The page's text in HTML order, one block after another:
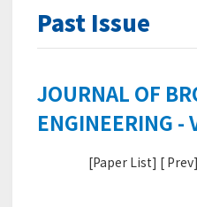
Past Issue
JOURNAL OF
ENGINEERING -
[Paper List] [ Prev